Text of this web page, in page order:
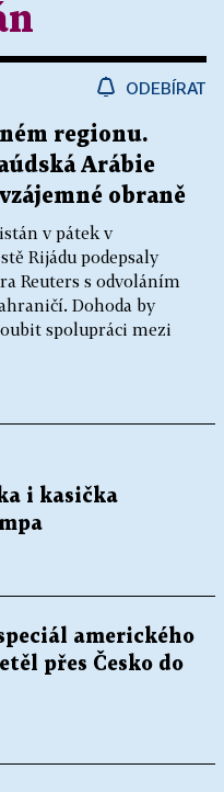
ODEBÍRAT
regionu.
Arábie
obraně
v pátek v
Rijádu podepsaly
Reuters s odvoláním
Dohoda by
spolupráci mezi
i kasička
amerického
přes Česko do